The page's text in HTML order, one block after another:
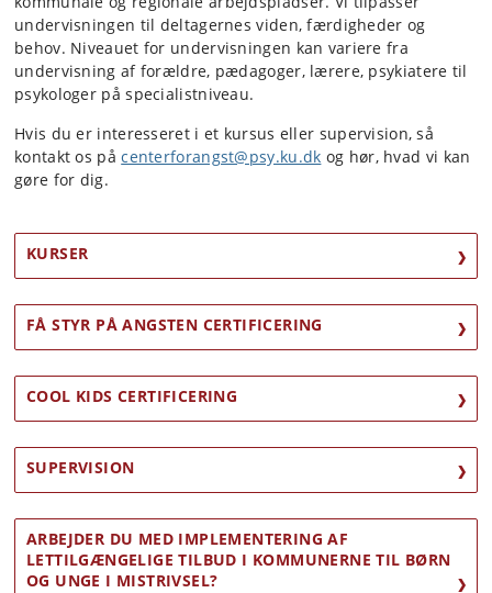
undervisningen til deltagernes viden, færdigheder og
behov. Niveauet for undervisningen kan variere fra
undervisning af forældre, pædagoger, lærere, psykiatere til
psykologer på specialistniveau.
Hvis du er interesseret i et kursus eller supervision, så
kontakt os påcenterforangst@psy.ku.dk og hør, hvad vi kan
gøre for dig.
KURSER
FÅ STYR PÅ ANGSTEN CERTIFICERING
COOL KIDS CERTIFICERING
SUPERVISION
ARBEJDER DU MED IMPLEMENTERING AF
LETTILGÆNGELIGE TILBUD I KOMMUNERNE TIL BØRN
OG UNGE I MISTRIVSEL?